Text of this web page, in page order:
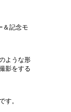
＆記念モ
ような形
影をする
す。